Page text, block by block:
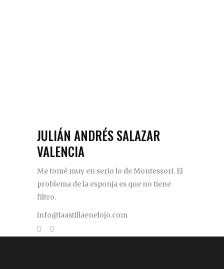
JULIÁN ANDRÉS SALAZAR
VALENCIA
Me tomé muy en serio lo de Montessori. El
problema de la esponja es que no tiene
filtro.
info@laastillaenelojo.com